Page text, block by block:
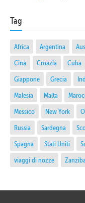
Tag
Africa Argentina
Cina
Croazia Cuba
Giappone
Grecia
Malesia
Malta
Messico
New York
Russia
Sardegna
Spagna
Stati Uniti
viaggi di nozze